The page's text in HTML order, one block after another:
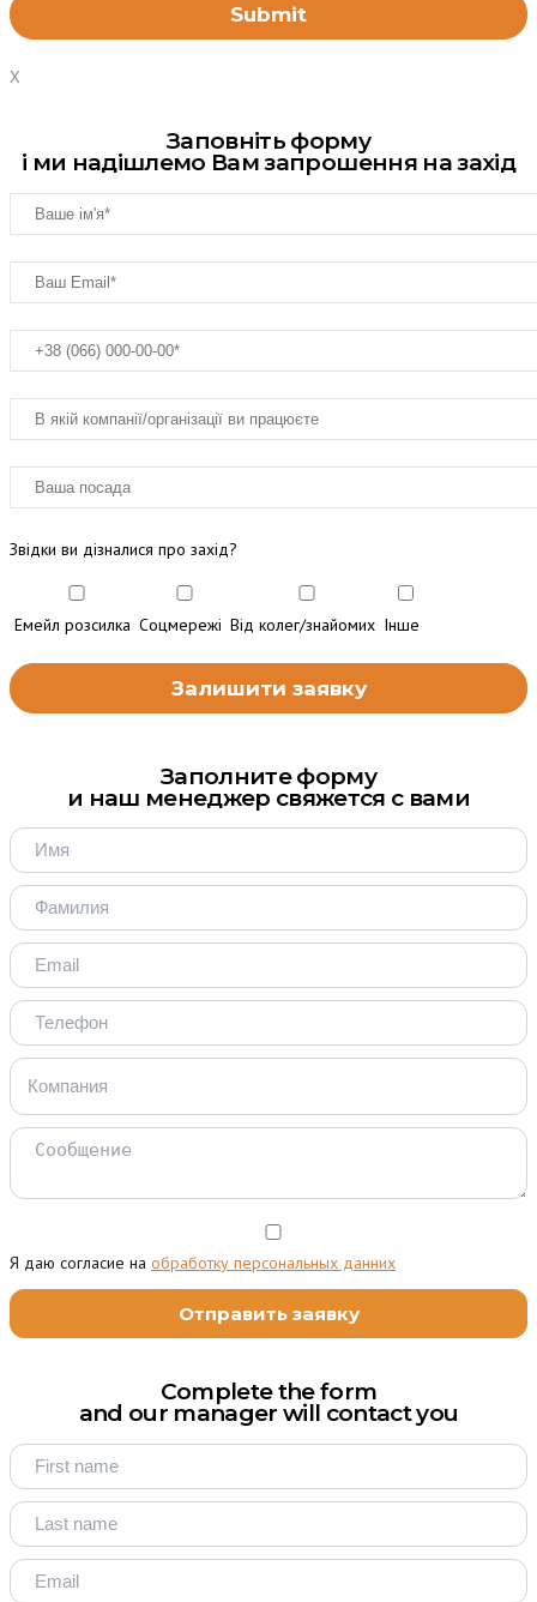
X
Заповніть форму
і ми надішлемо Вам запрошення на захід
Звідки ви дізналися про захід?
Емейл розсилка Соцмережі Від колег/знайомих Інше
Заполните форму
и наш менеджер свяжется с вами
Я даю согласие на обработку персональных данних
Complete the form
and our manager will contact you